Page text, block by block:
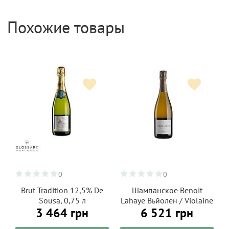
увеличивает концентрацию вин.
Похожие товары
0
Brut Tradition 12,5% De
Sousa, 0,75 л
3 464 грн
0
Шампанское Benoit
Lahaye Вьйолен / Violaine
белое нон-дозаж 0,75 л
6 521 грн